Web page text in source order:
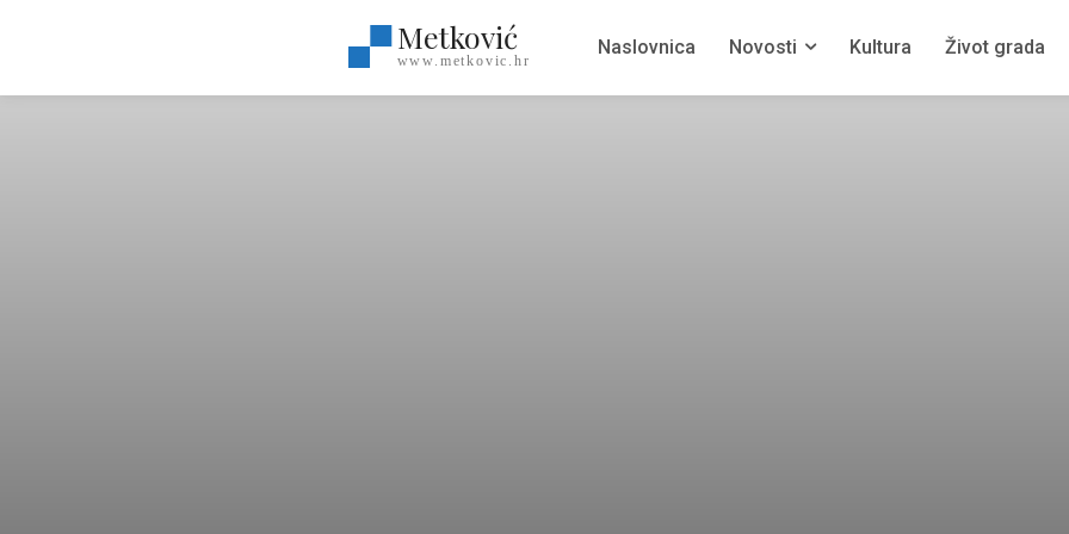
Metković
www.metkovic.hr
Naslovnica Novosti Kultura Život grada